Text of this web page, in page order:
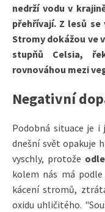
nedrží vodu v
přehřívají. Z lesů
Stromy dokážou ve
stupňů Celsia,
rovnováhou mezi
Negativní
Podobná situace je i
dnešní svět opakuje
vyschly, protože
kolem nás má
kácení stromů,
oxidu uhličitého.